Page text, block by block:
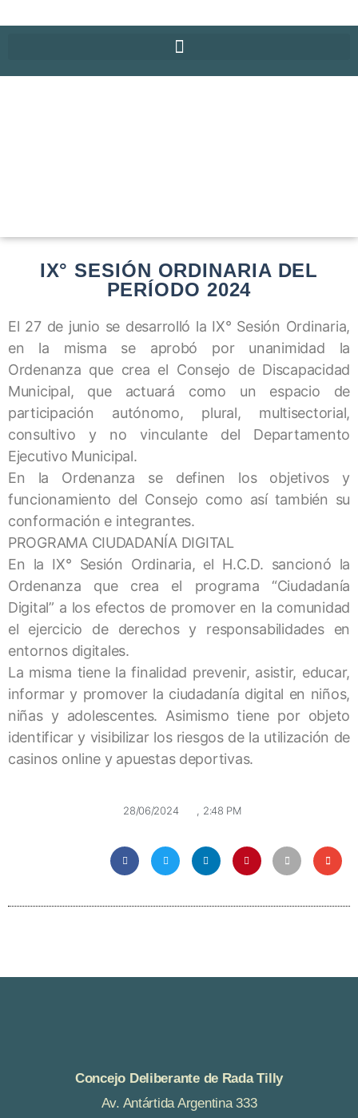
IX° SESIÓN ORDINARIA DEL
PERÍODO 2024
El 27 de junio se desarrolló la IX° Sesión Ordinaria,
en la misma se aprobó por unanimidad la
Ordenanza que crea el Consejo de Discapacidad
Municipal, que actuará como un espacio de
participación autónomo, plural, multisectorial,
consultivo y no vinculante del Departamento
Ejecutivo Municipal.
En la Ordenanza se definen los objetivos y
funcionamiento del Consejo como así también su
conformación e integrantes.
PROGRAMA CIUDADANÍA DIGITAL
En la IX° Sesión Ordinaria, el H.C.D. sancionó la
Ordenanza que crea el programa “Ciudadanía
Digital” a los efectos de promover en la comunidad
el ejercicio de derechos y responsabilidades en
entornos digitales.
La misma tiene la finalidad prevenir, asistir, educar,
informar y promover la ciudadanía digital en niños,
niñas y adolescentes. Asimismo tiene por objeto
identificar y visibilizar los riesgos de la utilización de
casinos online y apuestas deportivas.
28/06/2024 2:48 PM
Concejo Deliberante de Rada Tilly
Av. Antártida Argentina 333